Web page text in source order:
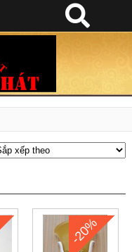
-20%